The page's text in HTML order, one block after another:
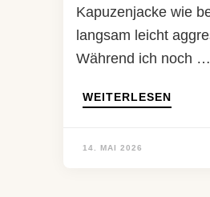
Kapuzenjacke wie
langsam leicht
Während ich noch …
WEITERLESEN
14. MAI 2026